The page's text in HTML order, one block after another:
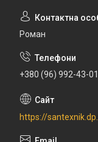
Роман
+380 (96) 992-43-01
https://